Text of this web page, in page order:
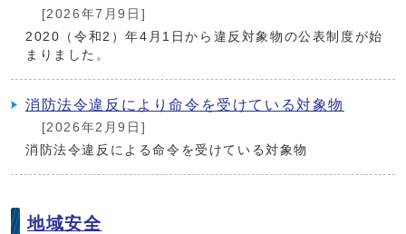
[2026年7月9日]
2020（令和2）年4月1日から違反対象物の公表制度が始
まりました。
消防法令違反により命令を受けている対象物
[2026年2月9日]
消防法令違反による命令を受けている対象物
地域安全